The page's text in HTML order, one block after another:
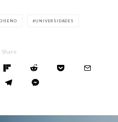
DISEÑO UNIVERSIDADES
Share